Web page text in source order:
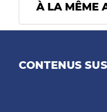
À LA MÊME
CONTENUS